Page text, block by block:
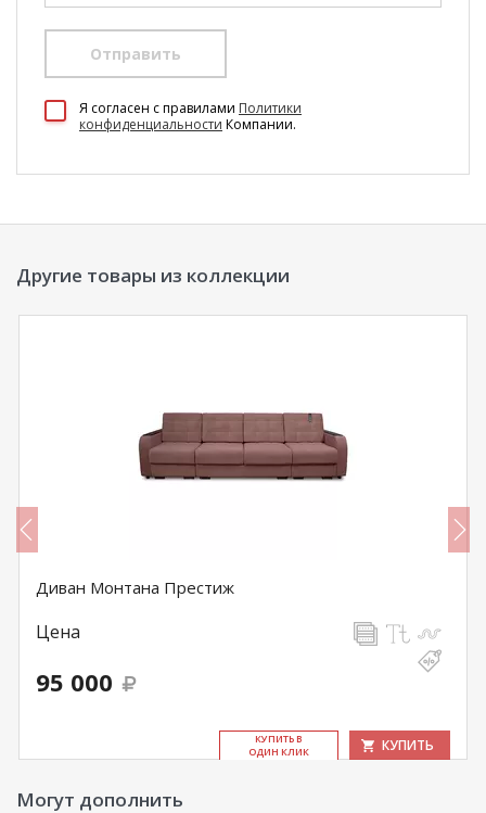
Отправить
Я согласен c правилами Политики
конфиденциальности Компании.
Другие товары из коллекции
Диван Монтана Престиж
Цена
95 000
КУ­ПИТЬ В
ОДИН КЛИК
КУПИТЬ
Могут дополнить